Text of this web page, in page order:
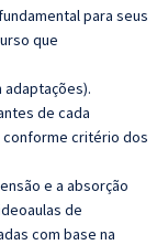
para seus
que
adaptações).
de cada
critério dos
e a absorção
de
com base na